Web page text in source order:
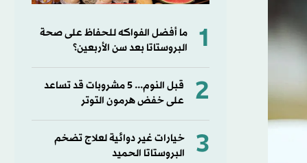
1
ما أفضل الفواكه للحفاظ على صحة
البروستاتا بعد سن الأربعين؟
2
قبل النوم... 5 مشروبات قد تساعد
على خفض هرمون التوتر
3
خيارات غير دوائية لعلاج تضخم
البروستاتا الحميد